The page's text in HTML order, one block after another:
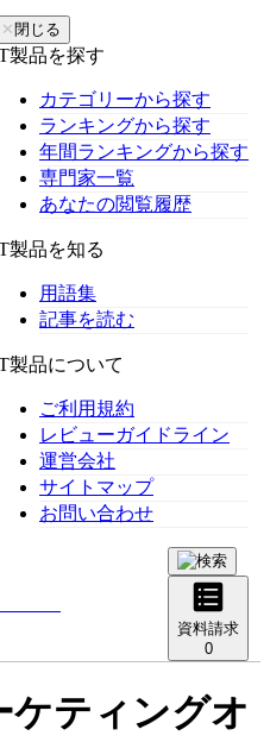
✕ 閉じる
製品を探す
カテゴリーから探す
ランキングから探す
年間ランキングから探す
専門家一覧
あなたの閲覧履歴
製品を知る
用語集
記事を読む
製品について
ご利用規約
レビューガイドライン
運営会社
サイトマップ
お問い合わせ
資料請求
0
ケティングオ